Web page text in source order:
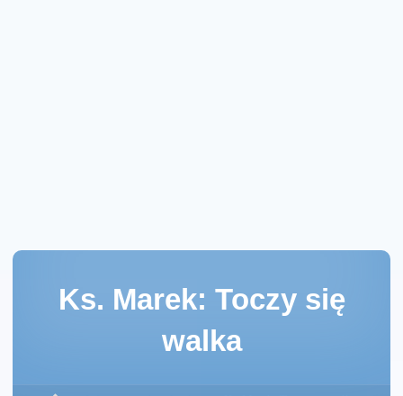
Ks. Marek: Toczy się
walka